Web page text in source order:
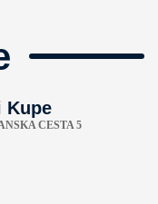
Kupe
CESTA 5